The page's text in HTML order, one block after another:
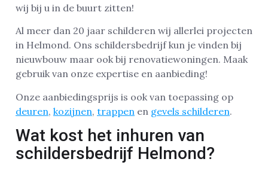
wij bij u in de buurt zitten!
Al meer dan 20 jaar schilderen wij allerlei projecten
in Helmond. Ons schildersbedrijf kun je vinden bij
nieuwbouw maar ook bij renovatiewoningen. Maak
gebruik van onze expertise en aanbieding!
Onze aanbiedingsprijs is ook van toepassing op
deuren, kozijnen, trappen en gevels schilderen.
Wat kost het inhuren van
schildersbedrijf Helmond?